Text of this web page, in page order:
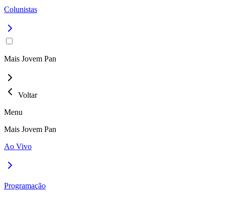
Colunistas
Mais Jovem Pan
Voltar
Menu
Mais Jovem Pan
Ao Vivo
Programação